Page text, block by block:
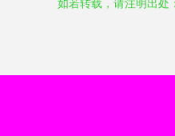
如若转载，请注明出处